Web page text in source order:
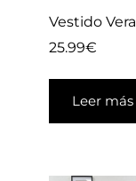
Vestido Vera
25.99€
Leer más